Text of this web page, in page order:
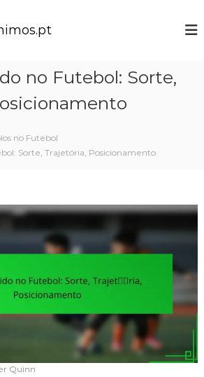
no Futebol: Sorte,
no Futebol
Sorte, Trajetória, Posicionamento
Quinn